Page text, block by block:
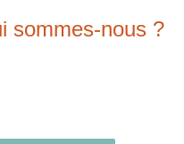
sommes-nous ?